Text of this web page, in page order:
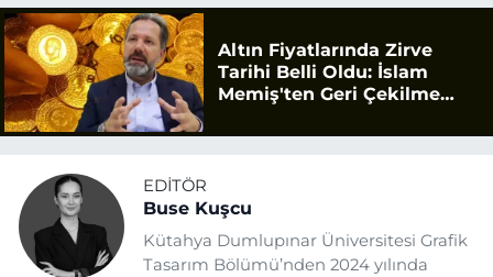
Altın Fiyatlarında Zirve
Tarihi Belli Oldu: İslam
Memiş'ten Geri Çekilme
EDITÖR
Buse Kuşcu
Kütahya Dumlupınar Üniversitesi Grafik
Tasarım Bölümü’nden 2024 yılında